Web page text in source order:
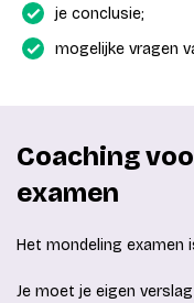
je conclusie;
mogelijke vragen
Coaching
examen
Het mondeling examen
Je moet je eigen